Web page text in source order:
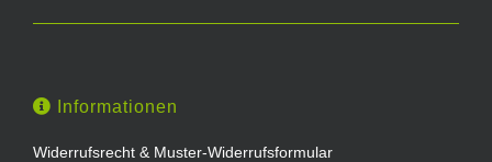
Informationen
Widerrufsrecht & Muster-Widerrufsformular